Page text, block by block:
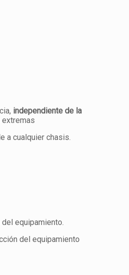
independiente de la
extremas
a cualquier chasis.
equipamiento.
del equipamiento